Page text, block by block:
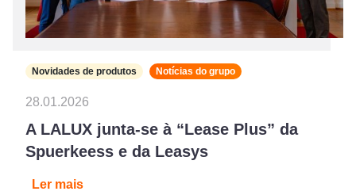
Novidades de produtos Notícias do grupo
28.01.2026
A LALUX junta-se à “Lease Plus” da
Spuerkeess e da Leasys
Ler mais